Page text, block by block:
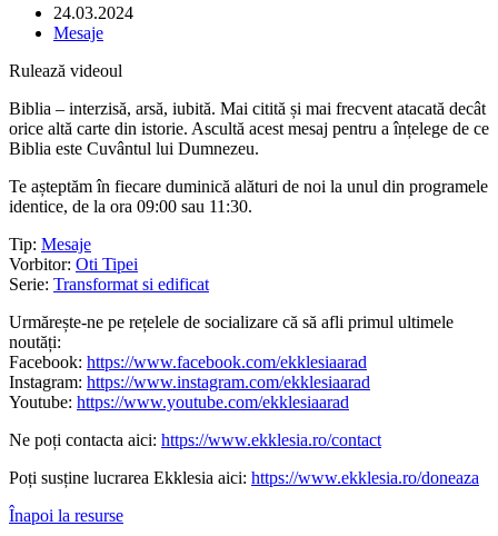
24.03.2024
Mesaje
Rulează videoul
Biblia – interzisă, arsă, iubită. Mai citită și mai frecvent atacată decât
orice altă carte din istorie. Ascultă acest mesaj pentru a înțelege de ce
Biblia este Cuvântul lui Dumnezeu.
Te așteptăm în fiecare duminică alături de noi la unul din programele
identice, de la ora 09:00 sau 11:30.
Tip: Mesaje
Vorbitor: Oti Tipei
Serie: Transformat si edificat
Urmărește-ne pe rețelele de socializare că să afli primul ultimele
noutăți:
Facebook: https://www.facebook.com/ekklesiaarad
Instagram: https://www.instagram.com/ekklesiaarad
Youtube: https://www.youtube.com/ekklesiaarad
Ne poți contacta aici: https://www.ekklesia.ro/contact
Poți susține lucrarea Ekklesia aici: https://www.ekklesia.ro/doneaza
Înapoi la resurse